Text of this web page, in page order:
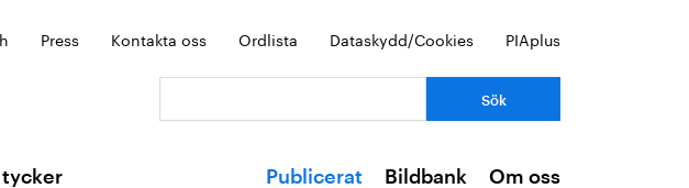
Press Kontakta oss Ordlista Dataskydd/Cookies PIAplus
tycker Publicerat Bildbank Om oss